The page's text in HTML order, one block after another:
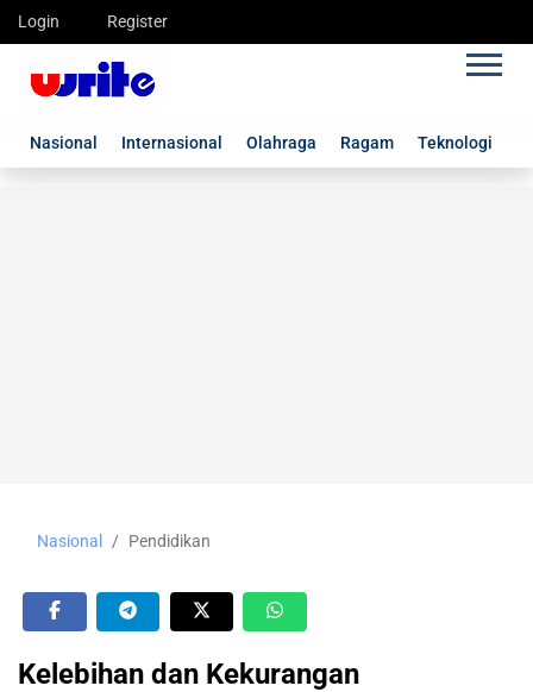
Login Register
Nasional Internasional Olahraga Ragam Teknologi
Nasional Pendidikan
Kelebihan dan Kekurangan